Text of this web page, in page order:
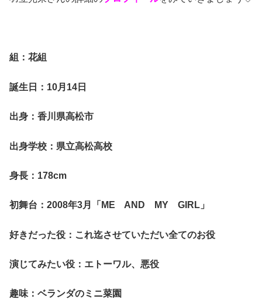
組：花組
誕生日：10月14日
出身：香川県高松市
出身学校：県立高松高校
身長：178cm
初舞台：2008年3月「ME AND MY GIRL」
好きだった役：これ迄させていただい全てのお役
演じてみたい役：エトーワル、悪役
趣味：ベランダのミニ菜園